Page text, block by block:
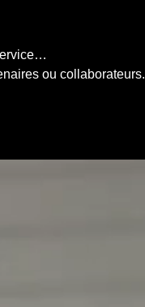
ou collaborateurs.